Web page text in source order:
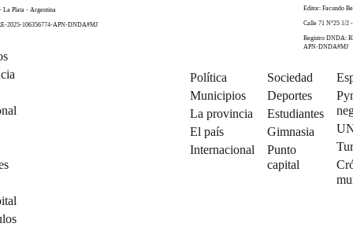
La Plata - Argentina
2025-106356774-APN-DNDA#MJ
Editor: Facundo
Calle 71 N°25 1/2
Registro DNDA:
APN-DNDA#MJ
Política
Municipios
La provincia
El país
Internacional
Sociedad
Deportes
Estudiantes
Gimnasia
Punto
capital